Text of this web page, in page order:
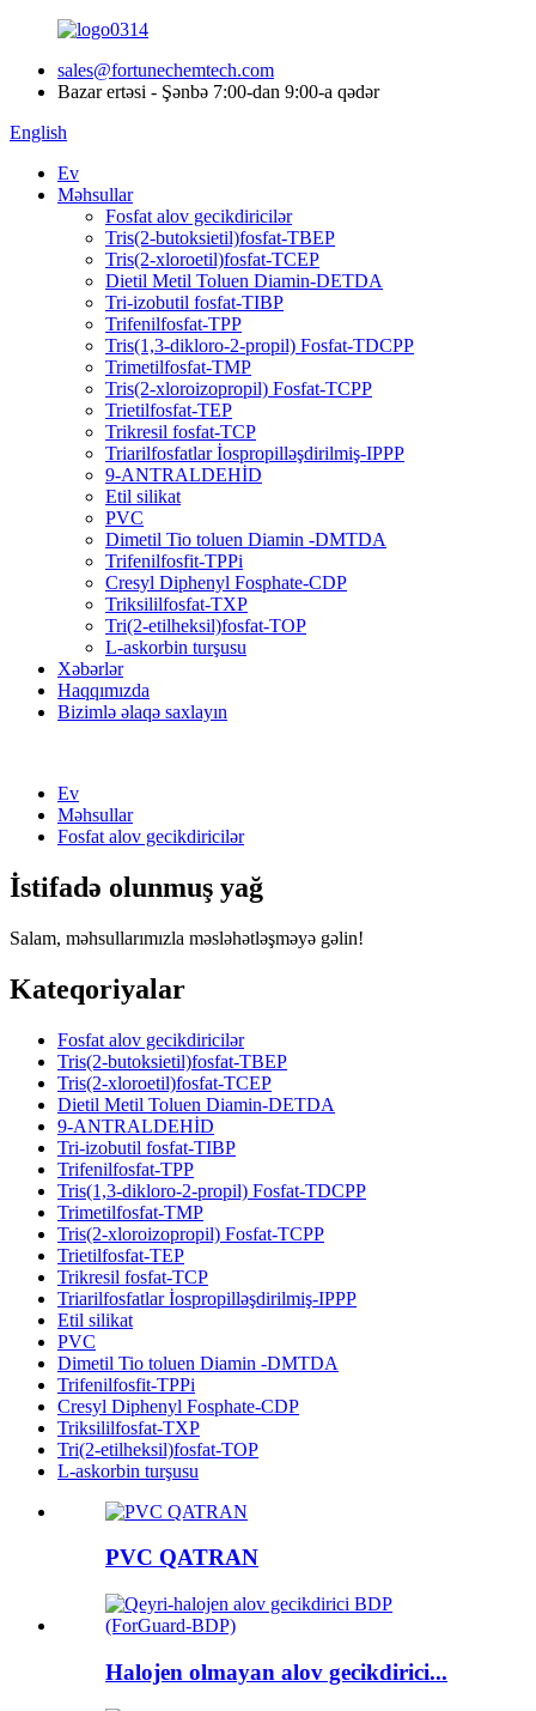
sales@fortunechemtech.com
Bazar ertəsi - Şənbə 7:00-dan 9:00-a qədər
English
Ev
Məhsullar
Fosfat alov gecikdiricilər
Tris(2-butoksietil)fosfat-TBEP
Tris(2-xloroetil)fosfat-TCEP
Dietil Metil Toluen Diamin-DETDA
Tri-izobutil fosfat-TIBP
Trifenilfosfat-TPP
Tris(1,3-dikloro-2-propil) Fosfat-TDCPP
Trimetilfosfat-TMP
Tris(2-xloroizopropil) Fosfat-TCPP
Trietilfosfat-TEP
Trikresil fosfat-TCP
Triarilfosfatlar İospropilləşdirilmiş-IPPP
9-ANTRALDEHİD
Etil silikat
PVC
Dimetil Tio toluen Diamin -DMTDA
Trifenilfosfit-TPPi
Cresyl Diphenyl Fosphate-CDP
Triksililfosfat-TXP
Tri(2-etilheksil)fosfat-TOP
L-askorbin turşusu
Xəbərlər
Haqqımızda
Bizimlə əlaqə saxlayın
Ev
Məhsullar
Fosfat alov gecikdiricilər
İstifadə olunmuş yağ
Salam, məhsullarımızla məsləhətləşməyə gəlin!
Kateqoriyalar
Fosfat alov gecikdiricilər
Tris(2-butoksietil)fosfat-TBEP
Tris(2-xloroetil)fosfat-TCEP
Dietil Metil Toluen Diamin-DETDA
9-ANTRALDEHİD
Tri-izobutil fosfat-TIBP
Trifenilfosfat-TPP
Tris(1,3-dikloro-2-propil) Fosfat-TDCPP
Trimetilfosfat-TMP
Tris(2-xloroizopropil) Fosfat-TCPP
Trietilfosfat-TEP
Trikresil fosfat-TCP
Triarilfosfatlar İospropilləşdirilmiş-IPPP
Etil silikat
PVC
Dimetil Tio toluen Diamin -DMTDA
Trifenilfosfit-TPPi
Cresyl Diphenyl Fosphate-CDP
Triksililfosfat-TXP
Tri(2-etilheksil)fosfat-TOP
L-askorbin turşusu
PVC QATRAN
Halojen olmayan alov gecikdirici...